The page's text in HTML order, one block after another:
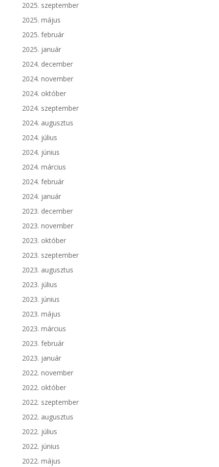
2025. szeptember
2025. május
2025. február
2025. január
2024. december
2024. november
2024. október
2024. szeptember
2024. augusztus
2024. július
2024. június
2024. március
2024. február
2024. január
2023. december
2023. november
2023. október
2023. szeptember
2023. augusztus
2023. július
2023. június
2023. május
2023. március
2023. február
2023. január
2022. november
2022. október
2022. szeptember
2022. augusztus
2022. július
2022. június
2022. május